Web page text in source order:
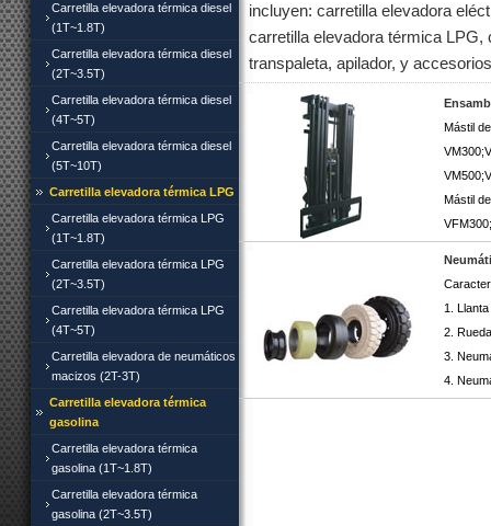
Carretilla elevadora térmica diesel
(1T~1.8T)
Carretilla elevadora térmica diesel
(2T~3.5T)
Carretilla elevadora térmica diesel
(4T~5T)
Carretilla elevadora térmica diesel
(5T~10T)
Carretilla elevadora térmica LPG
Carretilla elevadora térmica LPG
(1T~1.8T)
Carretilla elevadora térmica LPG
(2T~3.5T)
Carretilla elevadora térmica LPG
(4T~5T)
Carretilla elevadora de neumáticos
macizos (2T-3T)
Carretilla elevadora térmica
gasolina
Carretilla elevadora térmica
gasolina (1T~1.8T)
Carretilla elevadora térmica
gasolina (2T~3.5T)
incluyen: carretilla elevadora
carretilla elevadora térmica LPG,
transpaleta, apilador, y
Mástil
Mástil
1.
2.
3.
4.